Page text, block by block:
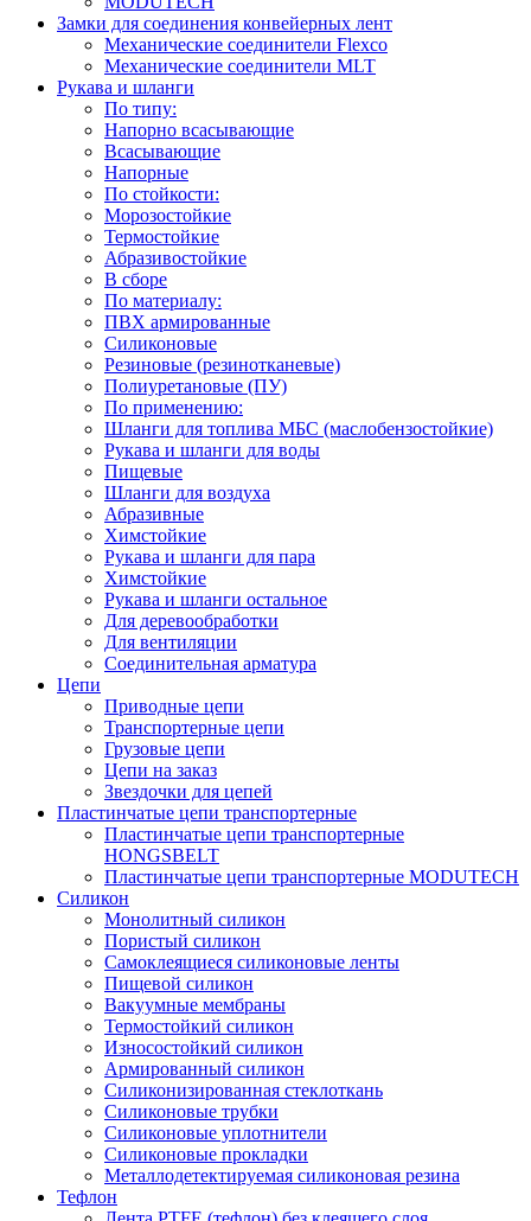
Замки для соединения конвейерных лент
Механические соединители Flexco
Механические соединители MLT
Рукава и шланги
По типу:
Напорно всасывающие
Всасывающие
Напорные
По стойкости:
Морозостойкие
Термостойкие
Абразивостойкие
В сборе
По материалу:
ПВХ армированные
Силиконовые
Резиновые (резинотканевые)
Полиуретановые (ПУ)
По применению:
Шланги для топлива МБС (маслобензостойкие)
Рукава и шланги для воды
Пищевые
Шланги для воздуха
Абразивные
Химстойкие
Рукава и шланги для пара
Химстойкие
Рукава и шланги остальное
Для деревообработки
Для вентиляции
Соединительная арматура
Цепи
Приводные цепи
Транспортерные цепи
Грузовые цепи
Цепи на заказ
Звездочки для цепей
Пластинчатые цепи транспортерные
Пластинчатые цепи транспортерные
HONGSBELT
Пластинчатые цепи транспортерные MODUTECH
Силикон
Монолитный силикон
Пористый силикон
Самоклеящиеся силиконовые ленты
Пищевой силикон
Вакуумные мембраны
Термостойкий силикон
Износостойкий силикон
Армированный силикон
Силиконизированная стеклоткань
Силиконовые трубки
Силиконовые уплотнители
Силиконовые прокладки
Металлодетектируемая силиконовая резина
Тефлон